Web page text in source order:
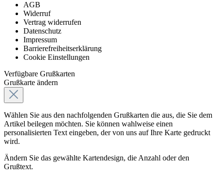
AGB
Widerruf
Vertrag widerrufen
Datenschutz
Impressum
Barrierefreiheitserklärung
Cookie Einstellungen
Verfügbare Grußkarten
Grußkarte ändern
Wählen Sie aus den nachfolgenden Grußkarten die aus, die Sie dem
Artikel beilegen möchten. Sie können wahlweise einen
personalisierten Text eingeben, der von uns auf Ihre Karte gedruckt
wird.
Ändern Sie das gewählte Kartendesign, die Anzahl oder den
Grußtext.